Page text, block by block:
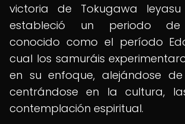
victoria de Tokugawa
estableció un periodo de
conocido como el período
cual los samuráis
en su enfoque, alejándose
centrándose en la cultura,
contemplación espiritual.